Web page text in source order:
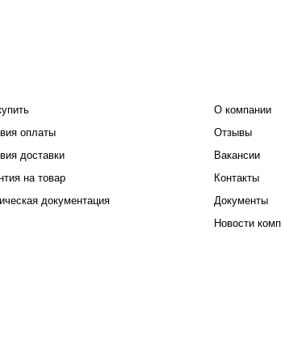
оплаты
доставки
на товар
документация
О компании
Отзывы
Вакансии
Контакты
Документы
Новости